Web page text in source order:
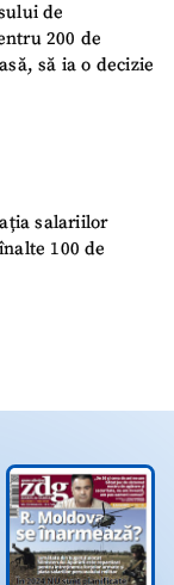
de
200 de
să ia o decizie
salariilor
100 de